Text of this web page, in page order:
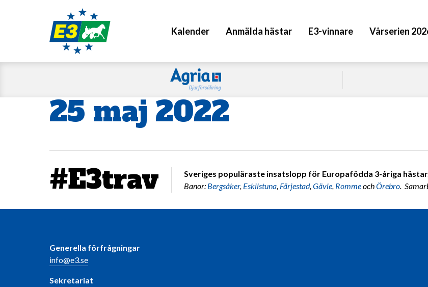
Kalender Anmälda hästar E3-vinnare Vårserien
25 maj 2022
#E3trav
Sveriges populäraste insatslopp för Europafödda 3-åriga
Banor: Bergsåker, Eskilstuna, Färjestad,Gävle, RommeochÖrebro.
Generella förfrågningar
info@e3.se
Sekretariat